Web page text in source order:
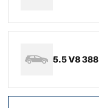
5.5 V8 388